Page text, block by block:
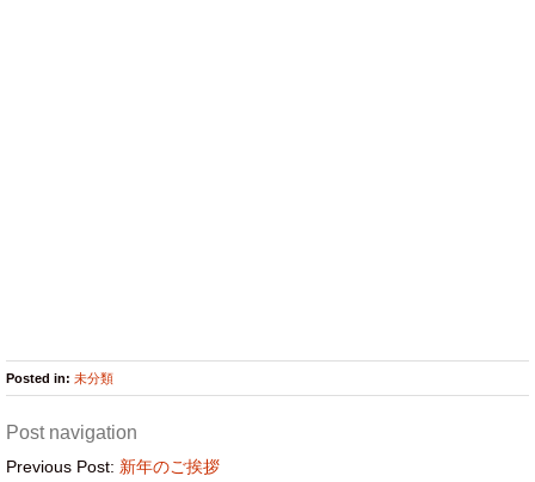
Posted in: 未分類
Post navigation
Previous Post: 新年のご挨拶